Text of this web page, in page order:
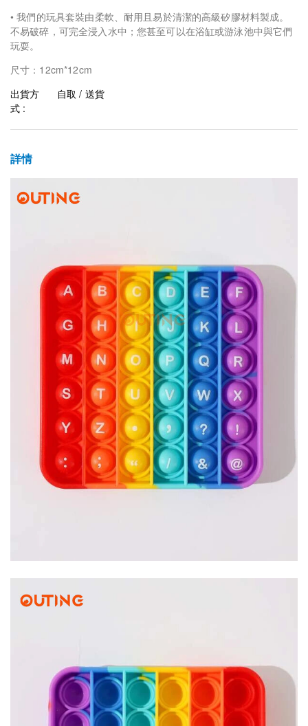
• 我們的玩具套裝由柔軟、耐用且易於清潔的高級矽膠材料製成。
不易破碎，可完全浸入水中；您甚至可以在浴缸或游泳池中與它們
玩耍。
尺寸：12cm*12cm
出貨方
式 :
自取 / 送貨
詳情